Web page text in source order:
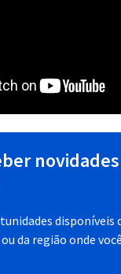
disponíveis
da região onde